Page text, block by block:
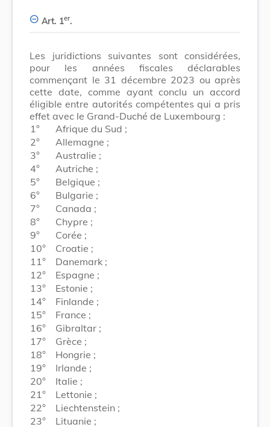
Art. 1er.
Les juridictions suivantes sont considérées,
pour les années fiscales déclarables
commençant le 31 décembre 2023 ou après
cette date, comme ayant conclu un accord
éligible entre autorités compétentes qui a pris
effet avec le Grand-Duché de Luxembourg :
1°
Afrique du Sud ;
2°
Allemagne ;
3°
Australie ;
4°
Autriche ;
5°
Belgique ;
6°
Bulgarie ;
7°
Canada ;
8°
Chypre ;
9°
Corée ;
10°
Croatie ;
11°
Danemark ;
12°
Espagne ;
13°
Estonie ;
14°
Finlande ;
15°
France ;
16°
Gibraltar ;
17°
Grèce ;
18°
Hongrie ;
19°
Irlande ;
20°
Italie ;
21°
Lettonie ;
22°
Liechtenstein ;
23°
Lituanie ;